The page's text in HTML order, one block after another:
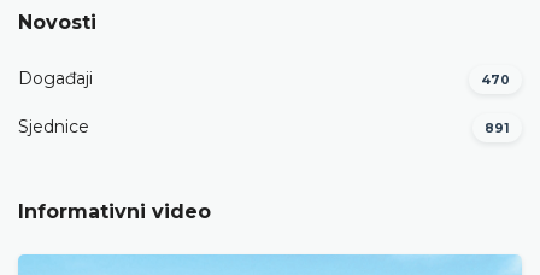
Novosti
Događaji 470
Sjednice 891
Informativni video